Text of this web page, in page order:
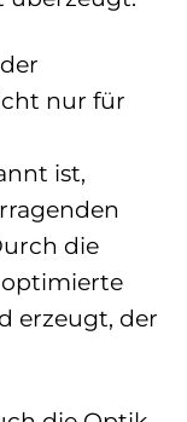
nur für
ist,
die
optimierte
erzeugt, der